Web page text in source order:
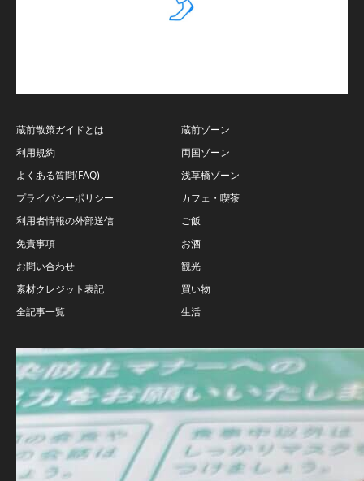
蔵前散策ガイドとは
利用規約
よくある質問(FAQ)
プライバシーポリシー
利用者情報の外部送信
免責事項
お問い合わせ
素材クレジット表記
全記事一覧
蔵前ゾーン
両国ゾーン
浅草橋ゾーン
カフェ・喫茶
ご飯
お酒
観光
買い物
生活